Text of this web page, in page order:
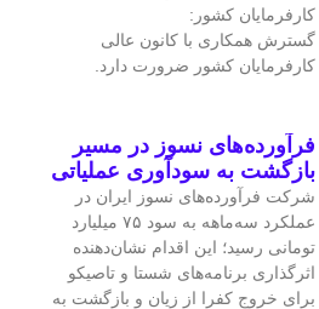
کارفرمایان کشور:
گسترش همکاری با کانون عالی
کارفرمایان کشور ضرورت دارد.
فرآورده‌های نسوز در مسیر
بازگشت به سودآوری عملیاتی
شرکت فرآورده‌های نسوز ایران در
عملکرد سه‌ماهه به سود ۷۵ میلیارد
تومانی رسید؛ این اقدام نشان‌دهنده
اثرگذاری برنامه‌های شستا و تاصیکو
برای خروج کفرا از زیان و بازگشت به